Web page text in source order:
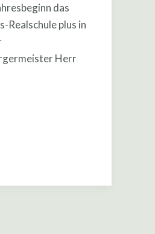
das
Realschule plus in
Herr